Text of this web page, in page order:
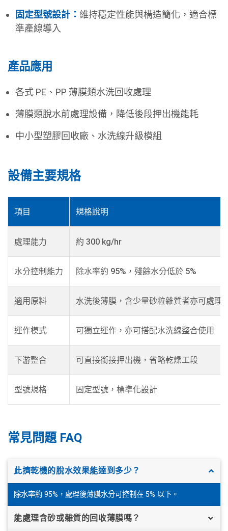
固定型號設計： 維持穩定性能與構造簡化，適合標
準產線導入
產品應用
各式 PE、PP 薄膜類水洗回收處理
薄膜類脫水前處理設備，降低後段押出機能耗
中小型塑膠回收廠、水洗線升級模組
設備主要規格
項目 規格說明
處理能力 約 300 kg/hr
水分控制能力 除水率約 95%，殘餘水分低於 5%
適用原料 水洗後薄膜，含少量砂粒雜質者亦可處理
運作模式 可獨立運作，亦可搭配水洗線整合使用
下游整合 可直接銜接押出機，省略乾燥工段
型號規格 固定型號，標準化設計
常見問題 FAQ
此擠乾機的脫水效果能達到多少？
除水率約 95%，處理後薄膜水分可控制在 5% 以下。
能處理含砂或雜質的回收薄膜嗎？